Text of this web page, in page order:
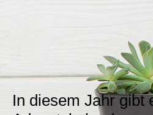
In diesem Jahr gibt